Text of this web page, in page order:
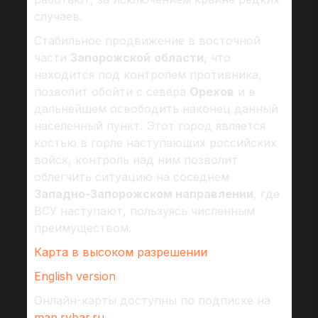
случаев.
Стабильное продвижение в восточной
части Запорожской области, что
находится под контролем противника,
позволит обойти с севера Орехов и в
дальнейшем освободить наконец данный
населенный пункт. Этот город является
костью в горле наступающих российских
войск, контроль над ним позволит
облегчить ситуацию на соседнем
Западно-Запорожском направлении, где
ВСУ наступают, пользуясь численным
преимуществом.
Карта в высоком разрешении
English version
Онлайн-карты доступны по подписке на